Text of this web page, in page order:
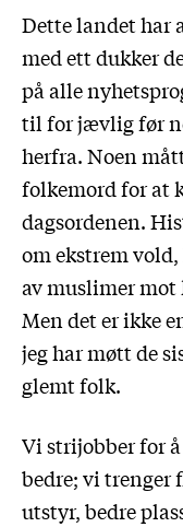
Dette landet har
med ett dukker
på alle
til for jævlig før
herfra. Noen
folkemord for at
dagsordenen.
om ekstrem
av muslimer mot
Men det er ikke
jeg har møtt de
glemt folk.
Vi strijobber for
bedre; vi trenger
utstyr, bedre